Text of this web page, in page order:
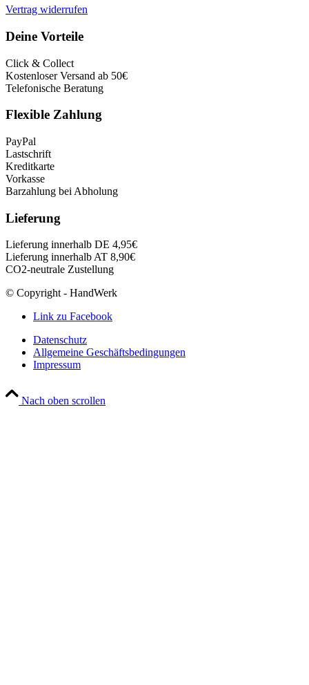
Vertrag widerrufen
Deine Vorteile
Click & Collect
Kostenloser Versand ab 50€
Telefonische Beratung
Flexible Zahlung
PayPal
Lastschrift
Kreditkarte
Vorkasse
Barzahlung bei Abholung
Lieferung
Lieferung innerhalb DE 4,95€
Lieferung innerhalb AT 8,90€
CO2-neutrale Zustellung
© Copyright - HandWerk
Link zu Facebook
Datenschutz
Allgemeine Geschäftsbedingungen
Impressum
Nach oben scrollen